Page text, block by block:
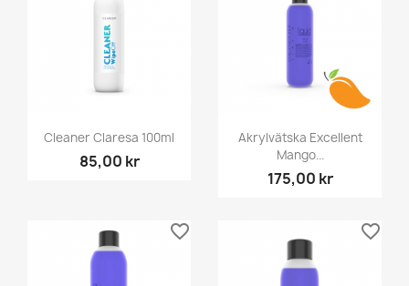
Cleaner Claresa 100ml
85,00 kr
Akrylvätska Excellent
Mango...
175,00 kr
favorite_border favorite_border